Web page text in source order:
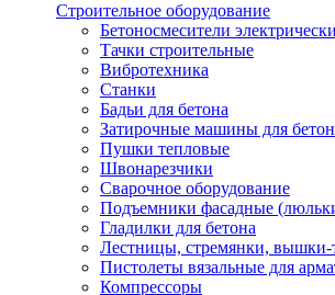
Строительное оборудование
Бетоносмесители
Тачки строительные
Вибротехника
Станки
Бадьи для бетона
Затирочные машины для
Пушки тепловые
Швонарезчики
Сварочное оборудование
Подъемники фасадные
Гладилки для бетона
Лестницы, стремянки, вышки-
Пистолеты вязальные для
Компрессоры